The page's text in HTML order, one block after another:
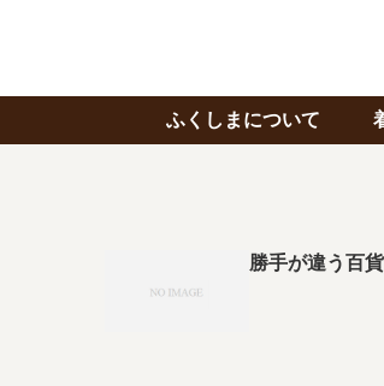
ふくしまについて
勝手が違う百